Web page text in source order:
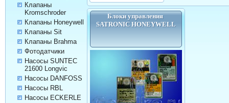
Клапаны
Kromschroder
Клапаны Honeywell
Клапаны Sit
Клапаны Brahma
Фотодатчики
Насосы SUNTEC
21600 Longvic
Насосы DANFOSS
Насосы RBL
Насосы ECKERLE
Блоки управления
SATRONIC HONEYWELL